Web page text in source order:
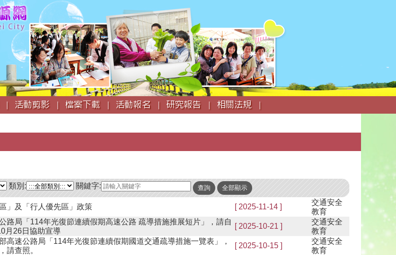
跳
到
主
要
內
容
| 活動剪影 | 檔案下載 | 活動報名 | 研究報告 |
相關法規 |
類別: 關鍵字:
」及「行人優先區」政策 [ 2025-11-14 ]
交通安全
教育
路局「114年光復節連續假期高速公路 疏導措施推展短片」，請自
月26日協助宣導
[ 2025-10-21 ]
交通安全
教育
高速公路局「114年光復節連續假期國道交通疏導措施一覽表」，
請查照。
[ 2025-10-15 ]
交通安全
教育